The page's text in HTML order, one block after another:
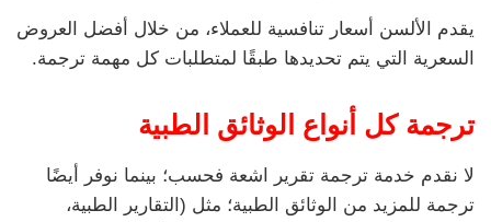
يقدم الألسن أسعار تنافسية للعملاء، من خلال أفضل العروض
السعرية التي يتم تحديدها طبقًا لمتطلبات كل مهمة ترجمة.
ترجمة كل أنواع الوثائق الطبية
لا نقدم خدمة ترجمة تقرير اشعة فحسب؛ بينما نوفر أيضًا
ترجمة للمزيد من الوثائق الطبية؛ مثل (التقارير الطبية،